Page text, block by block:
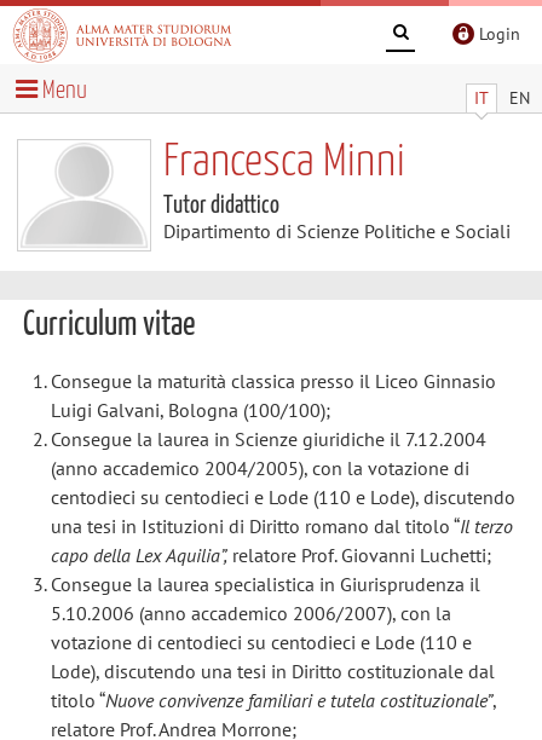
Login
IT EN
Menu
Francesca Minni
Tutor didattico
Dipartimento di Scienze Politiche e Sociali
Curriculum vitae
Consegue la maturità classica presso il Liceo Ginnasio
Luigi Galvani, Bologna (100/100);
Consegue la laurea in Scienze giuridiche il 7.12.2004
(anno accademico 2004/2005), con la votazione di
centodieci su centodieci e Lode (110 e Lode), discutendo
una tesi in Istituzioni di Diritto romano dal titolo “Il terzo
capo della Lex Aquilia”, relatore Prof. Giovanni Luchetti;
Consegue la laurea specialistica in Giurisprudenza il
5.10.2006 (anno accademico 2006/2007), con la
votazione di centodieci su centodieci e Lode (110 e
Lode), discutendo una tesi in Diritto costituzionale dal
titolo “Nuove convivenze familiari e tutela costituzionale”,
relatore Prof. Andrea Morrone;